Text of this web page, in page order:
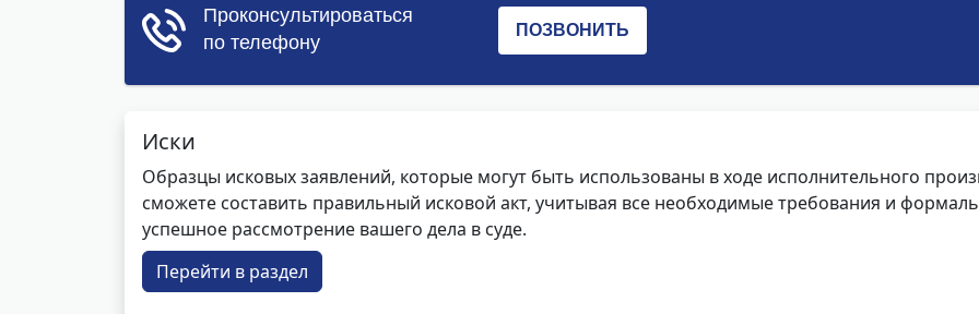
Иски
Образцы исковых заявлений, которые могут быть использованы в ходе исполнительного
сможете составить правильный исковой акт, учитывая все необходимые требования и
успешное рассмотрение вашего дела в суде.
Перейти в раздел